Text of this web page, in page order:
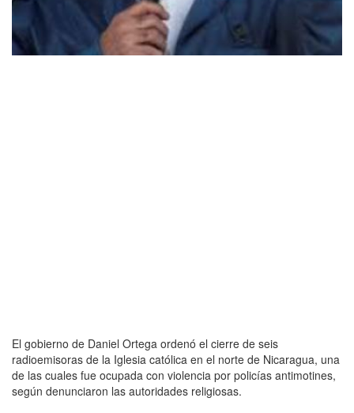
El gobierno de Daniel Ortega ordenó el cierre de seis
radioemisoras de la Iglesia católica en el norte de Nicaragua, una
de las cuales fue ocupada con violencia por policías antimotines,
según denunciaron las autoridades religiosas.